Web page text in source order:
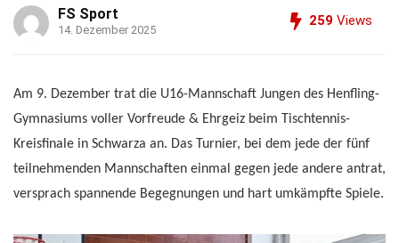
FS Sport
14. Dezember 2025
259 Views
Am 9. Dezember trat die U16-Mannschaft Jungen des Henfling-
Gymnasiums voller Vorfreude & Ehrgeiz beim Tischtennis-
Kreisfinale in Schwarza an. Das Turnier, bei dem jede der fünf
teilnehmenden Mannschaften einmal gegen jede andere antrat,
versprach spannende Begegnungen und hart umkämpfte Spiele.